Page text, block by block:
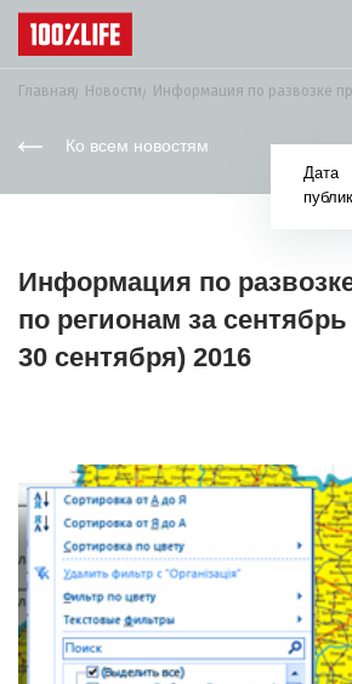
Главная Новости
Ко всем новостям
Дата
Информация по
по регионам за
30 сентября) 2016